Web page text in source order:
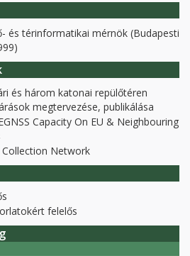
és térinformatikai mérnök (Budapesti
és három katonai repülőtéren
megtervezése, publikálása
Capacity On EU & Neighbouring
Collection Network
felelős